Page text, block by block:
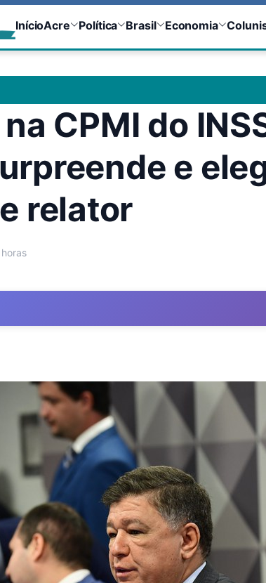
InícioAcre Política Brasil Economia
CPMI do
e
relator